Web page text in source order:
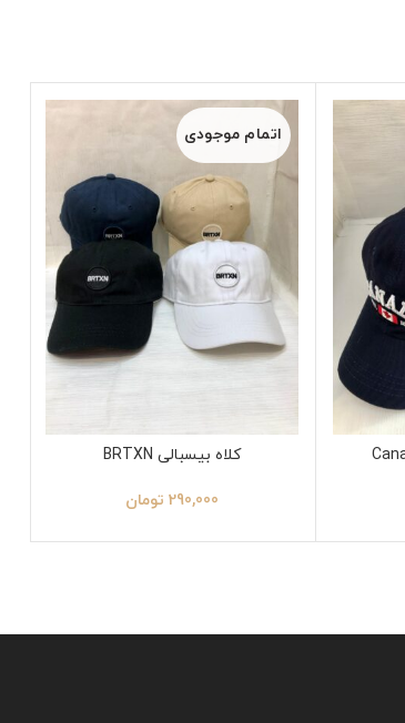
اتمام موجودی
کلاه بیسبالی BRTXN
290,000 تومان